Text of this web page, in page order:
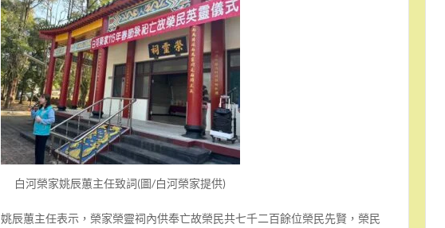
白河榮家姚辰蕙主任致詞(圖/白河榮家提供)
姚辰蕙主任表示，榮家榮靈祠內供奉亡故榮民共七千二百餘位榮民先賢，榮民